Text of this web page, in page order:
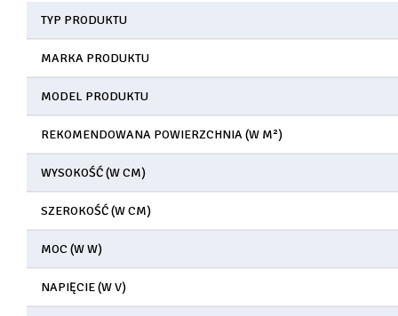
TYP PRODUKTU
MARKA PRODUKTU
MODEL PRODUKTU
REKOMENDOWANA POWIERZCHNIA (W M²)
WYSOKOŚĆ (W CM)
SZEROKOŚĆ (W CM)
MOC (W W)
NAPIĘCIE (W V)